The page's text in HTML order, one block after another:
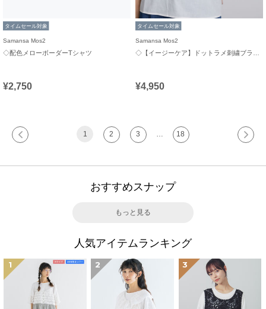
タイムセール対象
Samansa Mos2
◇配色メローボーダーTシャツ
¥2,750
タイムセール対象
Samansa Mos2
¥4,950
1 2 3 18
おすすめスナップ
もっと見る
人気アイテムランキング
1 2 3